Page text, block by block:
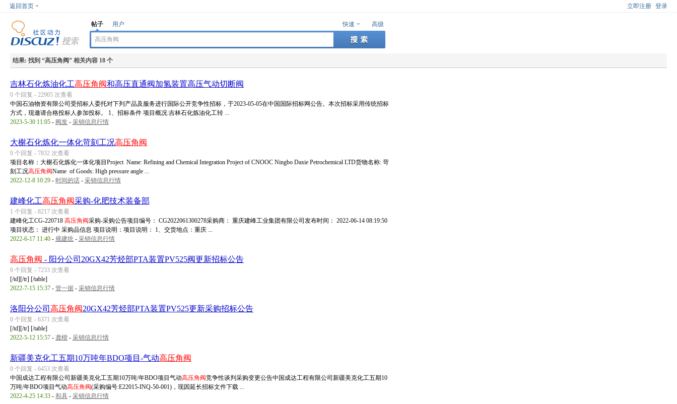
返回首页 立即注册 登录
快速 高级
帖子 用户
结果: 找到 “高压角阀” 相关内容 18 个
吉林石化炼油化工高压角阀和高压直通阀加氢装置高压气动切断阀
0 个回复 - 22905 次查看
中国石油物资有限公司受招标人委托对下列产品及服务进行国际公开竞争性招标，于2023-05-05在中国国际招标网公告。本次招标采用传统招标
方式，现邀请合格投标人参加投标。 1、招标条件 项目概况:吉林石化炼油化工转 ...
2023-5-30 11:05 - 阀发 - 采销信息行情
大榭石化炼化一体化苛刻工况高压角阀
0 个回复 - 7832 次查看
项目名称：大榭石化炼化一体化项目Project Name: Refining and Chemical Integration Project of CNOOC Ningbo Daxie Petrochemical LTD货物名称: 苛
刻工况高压角阀Name of Goods: High pressure angle ...
2022-12-8 10:29 - 时间的话 - 采销信息行情
建峰化工高压角阀采购-化肥技术装备部
1 个回复 - 8217 次查看
建峰化工CG-220718 高压角阀采购-采购公告项目编号： CG2022061300278采购商： 重庆建峰工业集团有限公司发布时间： 2022-06-14 08:19:50
项目状态： 进行中 采购品信息 项目说明：项目说明： 1、交货地点：重庆 ...
2022-6-17 11:40 - 规建统 - 采销信息行情
高压角阀 - 阳分公司20GX42芳烃部PTA装置PV525阀更新招标公告
0 个回复 - 7233 次查看
[/td][/tr] [/table]
2022-7-15 15:37 - 管一据 - 采销信息行情
洛阳分公司 高压角阀20GX42芳烃部PTA装置PV525更新采购招标公告
0 个回复 - 6371 次查看
[/td][/tr] [/table]
2022-5-12 15:57 - 龚楷 - 采销信息行情
新疆美克化工五期10万吨年BDO项目-气动高压角阀
0 个回复 - 6453 次查看
中国成达工程有限公司新疆美克化工五期10万吨/年BDO项目气动高压角阀竞争性谈判采购变更公告中国成达工程有限公司新疆美克化工五期10
万吨/年BDO项目气动高压角阀(采购编号:E22015-INQ-50-001)，现因延长招标文件下载 ...
2022-4-25 14:33 - 和具 - 采销信息行情